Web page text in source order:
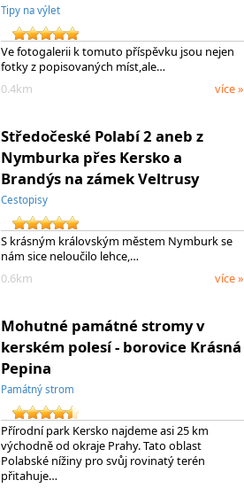
Tipy na výlet
Ve fotogalerii k tomuto příspěvku jsou nejen
fotky z popisovaných míst,ale…
0.4km
více »
Středočeské Polabí 2 aneb z
Nymburka přes Kersko a
Brandýs na zámek Veltrusy
Cestopisy
S krásným královským městem Nymburk se
nám sice neloučilo lehce,…
0.6km
více »
Mohutné památné stromy v
kerském polesí - borovice Krásná
Pepina
Památný strom
Přírodní park Kersko najdeme asi 25 km
východně od okraje Prahy. Tato oblast
Polabské nížiny pro svůj rovinatý terén
přitahuje…